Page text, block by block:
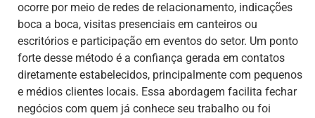
ocorre por meio de redes de relacionamento, indicações
boca a boca, visitas presenciais em canteiros ou
escritórios e participação em eventos do setor. Um ponto
forte desse método é a confiança gerada em contatos
diretamente estabelecidos, principalmente com pequenos
e médios clientes locais. Essa abordagem facilita fechar
negócios com quem já conhece seu trabalho ou foi